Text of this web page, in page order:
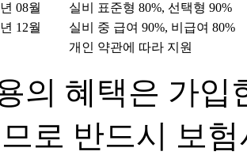
08월
실비 표준형 80%, 선택형 90%
12월
실비 중 급여 90%, 비급여 80%
개인 약관에 따라 지원
의 혜택은 가입
로 반드시 보